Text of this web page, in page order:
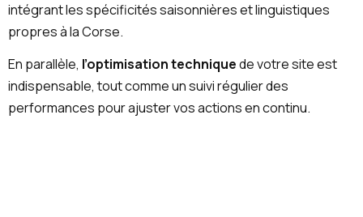
intégrant les spécificités saisonnières et linguistiques
propres à la Corse.
En parallèle, l’optimisation techniquede votre site est
indispensable, tout comme un suivi régulier des
performances pour ajuster vos actions en continu.